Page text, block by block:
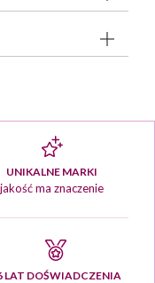
UNIKALNE MARKI
jakość ma znaczenie
LAT DOŚWIADCZENIA